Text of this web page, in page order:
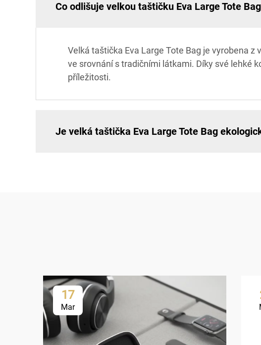
Co odlišuje velkou taštičku Eva Large Tote
Velká taštička Eva Large Tote Bag je vyrobena
ve srovnání s tradičními látkami. Díky své lehké
příležitosti.
Je velká taštička Eva Large Tote Bag
17
Mar